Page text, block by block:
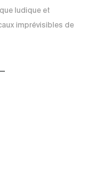
ludique et
imprévisibles de